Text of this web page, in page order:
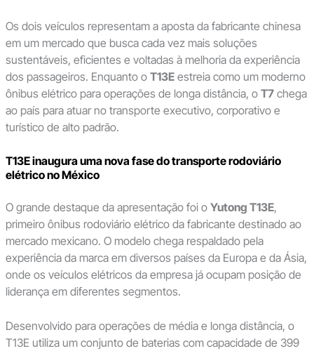
Os dois veículos representam a aposta da fabricante chinesa
em um mercado que busca cada vez mais soluções
sustentáveis, eficientes e voltadas à melhoria da experiência
dos passageiros. Enquanto o T13Eestreia como um moderno
ônibus elétrico para operações de longa distância, o T7chega
ao país para atuar no transporte executivo, corporativo e
turístico de alto padrão.
T13E inaugura uma nova fase do transporte rodoviário
elétrico no México
O grande destaque da apresentação foi o Yutong T13E,
primeiro ônibus rodoviário elétrico da fabricante destinado ao
mercado mexicano. O modelo chega respaldado pela
experiência da marca em diversos países da Europa e da Ásia,
onde os veículos elétricos da empresa já ocupam posição de
liderança em diferentes segmentos.
Desenvolvido para operações de média e longa distância, o
T13E utiliza um conjunto de baterias com capacidade de 399